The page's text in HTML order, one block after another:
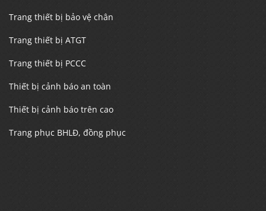
Trang thiết bị bảo vệ chân
Trang thiết bị ATGT
Trang thiết bị PCCC
Thiết bị cảnh báo an toàn
Thiết bị cảnh báo trên cao
Trang phục BHLĐ, đồng phục